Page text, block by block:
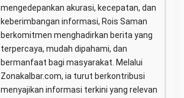
mengedepankan akurasi, kecepatan, dan
keberimbangan informasi, Rois Saman
berkomitmen menghadirkan berita yang
terpercaya, mudah dipahami, dan
bermanfaat bagi masyarakat. Melalui
Zonakalbar.com, ia turut berkontribusi
menyajikan informasi terkini yang relevan